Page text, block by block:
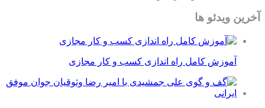
آخرین ویدئو ها
آموزش کامل راه اندازی کسب و کار مجازی